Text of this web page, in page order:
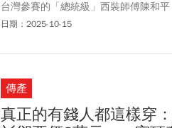
台灣參賽的「總統級」西裝師傅陳和
賽男裝大師級」金牌獎；台灣另一位
日期：2025-10-15
傳產
真正的有錢人都這樣穿